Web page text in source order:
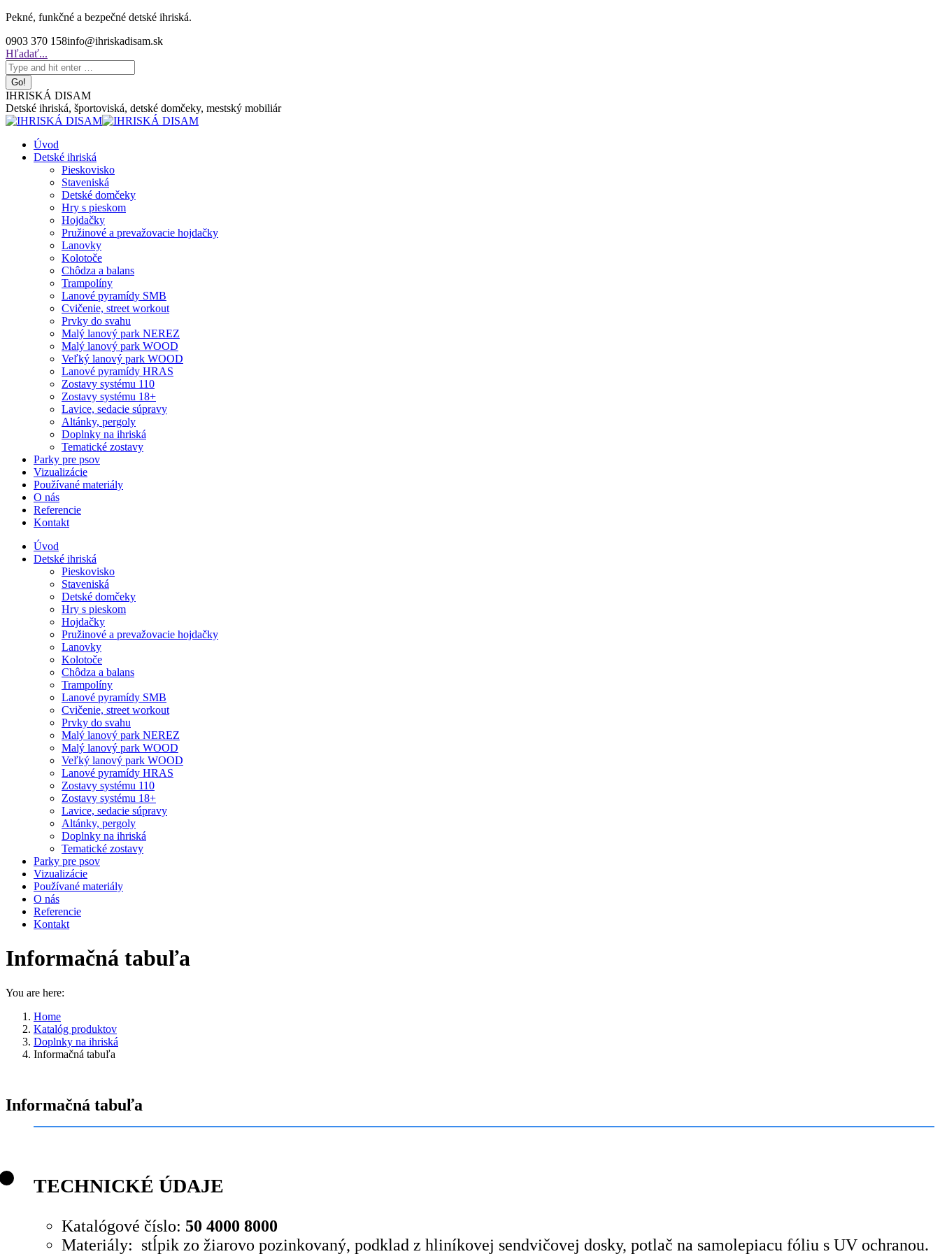
Skip
content
Pekné, funkčné a bezpečné detské ihriská.
0903 370 158info@ihriskadisam.sk
Search:
Hľadať...
IHRISKÁ DISAM
Detské ihriská, športoviská, detské domčeky, mestský mobiliár
Úvod
Detské ihriská
Pieskovisko
Staveniská
Detské domčeky
Hry s pieskom
Hojdačky
Pružinové a prevažovacie hojdačky
Lanovky
Kolotoče
Chôdza a balans
Trampolíny
Lanové pyramídy SMB
Cvičenie, street workout
Prvky do svahu
Malý lanový park NEREZ
Malý lanový park WOOD
Veľký lanový park WOOD
Lanové pyramídy HRAS
Zostavy systému 110
Zostavy systému 18+
Lavice, sedacie súpravy
Altánky, pergoly
Doplnky na ihriská
Tematické zostavy
Parky pre psov
Vizualizácie
Používané materiály
O nás
Referencie
Kontakt
Úvod
Detské ihriská
Pieskovisko
Staveniská
Detské domčeky
Hry s pieskom
Hojdačky
Pružinové a prevažovacie hojdačky
Lanovky
Kolotoče
Chôdza a balans
Trampolíny
Lanové pyramídy SMB
Cvičenie, street workout
Prvky do svahu
Malý lanový park NEREZ
Malý lanový park WOOD
Veľký lanový park WOOD
Lanové pyramídy HRAS
Zostavy systému 110
Zostavy systému 18+
Lavice, sedacie súpravy
Altánky, pergoly
Doplnky na ihriská
Tematické zostavy
Parky pre psov
Vizualizácie
Používané materiály
O nás
Referencie
Kontakt
Informačná tabuľa
You are here:
Home
Katalóg produktov
Doplnky na ihriská
Informačná tabuľa
Informačná tabuľa
TECHNICKÉ ÚDAJE
Katalógové číslo: 50 4000 8000
Materiály: stĺpik zo žiarovo pozinkovaný, podklad z hliníkovej sendvičovej dosky, potlač na samolepiacu fóliu s UV ochranou.